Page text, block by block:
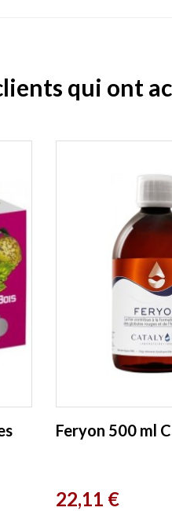
qui ont
Feryon 500 ml
Prix
22,11 €